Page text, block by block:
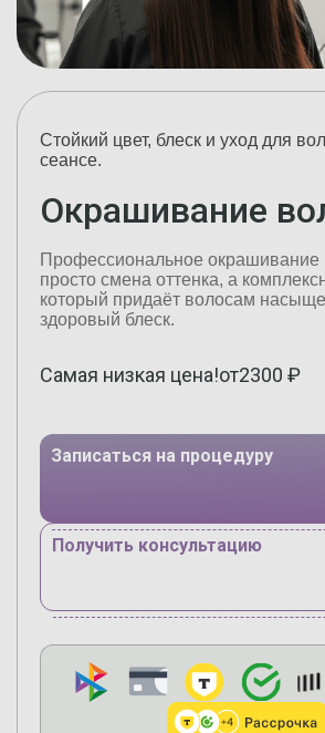
Стойкий цвет, блеск и уход для
сеансе.
Окрашивание
Профессиональное окрашивание
просто смена оттенка, а
который придаёт волосам
здоровый блеск.
Самая низкая цена!от2300 ₽
Записаться на процедуру
Получить консультацию